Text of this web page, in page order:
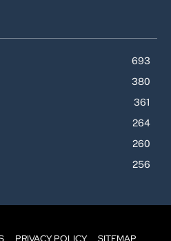
693
380
361
264
260
256